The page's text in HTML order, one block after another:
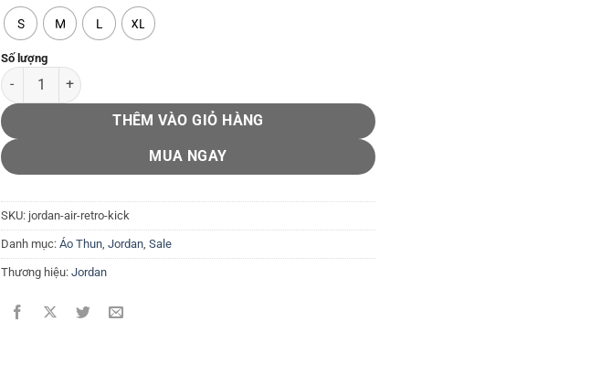
S M L XL
Jordan Air Retro Kick số lượng
THÊM VÀO GIỎ HÀNG
MUA NGAY
SKU: jordan-air-retro-kick
Danh mục: Áo Thun Jordan Sale
Thương hiệu: Jordan